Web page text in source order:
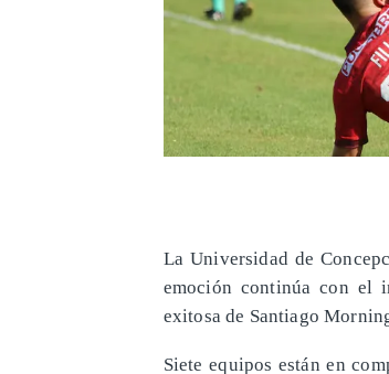
La Universidad de
emoción continúa con el
exitosa de Santiago
Siete equipos están en